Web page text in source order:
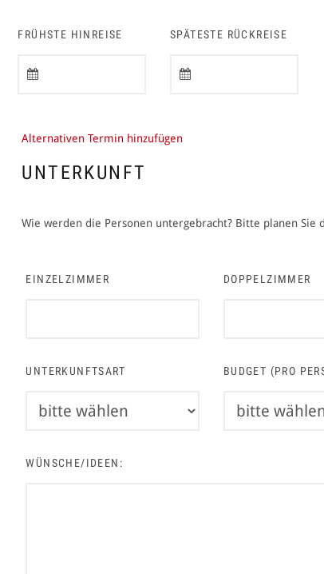
FRÜHSTE HINREISE SPÄTESTE RÜCKREISE
Alternativen Termin hinzufügen
UNTERKUNFT
Wie werden die Personen untergebracht? Bitte planen Sie
EINZELZIMMER DOPPELZIMMER
UNTERKUNFTSART BUDGET (PRO
WÜNSCHE/IDEEN: